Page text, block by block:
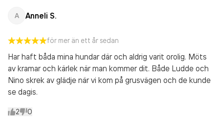
A Anneli S.
för mer än ett år sedan
Har haft båda mina hundar där och aldrig varit orolig. Möts
av kramar och kärlek när man kommer dit. Både Ludde och
Nino skrek av glädje när vi kom på grusvägen och de kunde
se dagis.
2 0